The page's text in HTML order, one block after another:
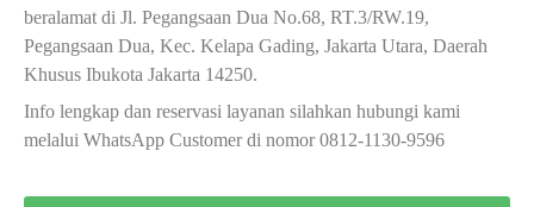
beralamat di Jl. Pegangsaan Dua No.68, RT.3/RW.19,
Pegangsaan Dua, Kec. Kelapa Gading, Jakarta Utara, Daerah
Khusus Ibukota Jakarta 14250.
Info lengkap dan reservasi layanan silahkan hubungi kami
melalui WhatsApp Customer di nomor 0812-1130-9596